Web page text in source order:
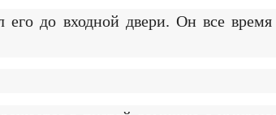
до входной двери. Он все